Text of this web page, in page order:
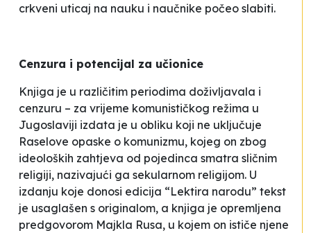
crkveni uticaj na nauku i naučnike počeo slabiti.
Cenzura i potencijal za učionice
Knjiga je u različitim periodima doživljavala i
cenzuru – za vrijeme komunističkog režima u
Jugoslaviji izdata je u obliku koji ne uključuje
Raselove opaske o komunizmu, kojeg on zbog
ideoloških zahtjeva od pojedinca smatra sličnim
religiji, nazivajući ga sekularnom religijom. U
izdanju koje donosi edicija “Lektira narodu” tekst
je usaglašen s originalom, a knjiga je opremljena
predgovorom Majkla Rusa, u kojem on ističe njene